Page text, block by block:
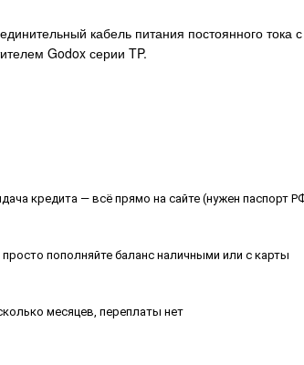
кабель питания постоянного
Godox серии TP.
кредита — всё прямо на сайте (нужен паспорт
пополняйте баланс наличными или с карты
месяцев, переплаты нет